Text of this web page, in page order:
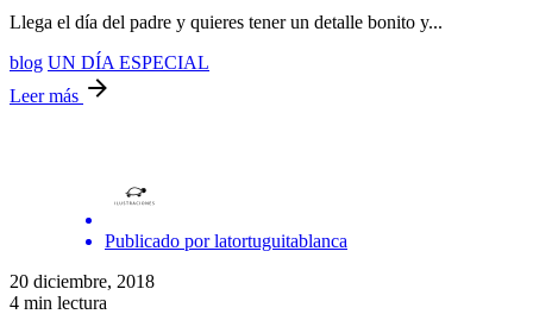
Llega el día del padre y quieres tener un detalle bonito y...
blog UN DÍA ESPECIAL
Leer más
Publicado por latortuguitablanca
20 diciembre, 2018
4 min lectura